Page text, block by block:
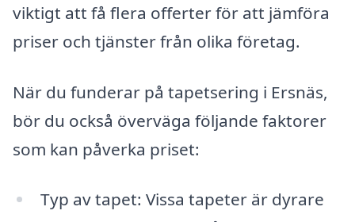
viktigt att få flera offerter för att jämföra
priser och tjänster från olika företag.
När du funderar på tapetsering i Ersnäs,
bör du också överväga följande faktorer
som kan påverka priset:
Typ av tapet: Vissa tapeter är dyrare